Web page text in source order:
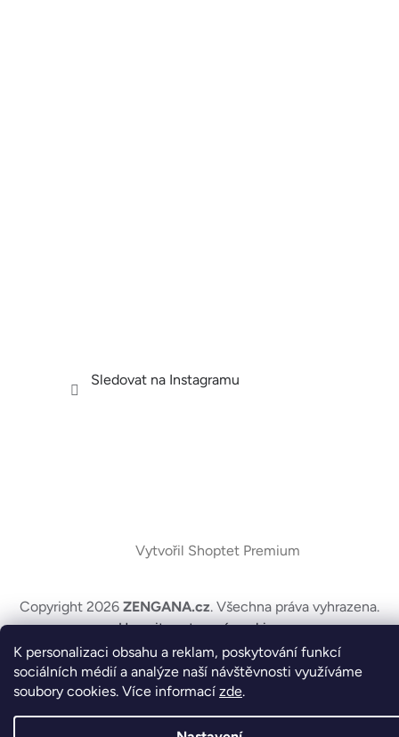
K personalizaci obsahu a reklam, poskytování funkcí
sociálních médií a analýze naší návštěvnosti využíváme
soubory cookies. Více informací zde.
Sledovat na Instagramu
Vytvořil Shoptet Premium
Copyright 2026 ZENGANA.cz. Všechna práva vyhrazena.
Upravit nastavení cookies